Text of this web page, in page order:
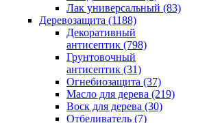
Лак универсальный (83)
Деревозащита (1188)
Декоративный
антисептик (798)
Грунтовочный
антисептик (31)
Огнебиозащита (37)
Масло для дерева (219)
Воск для дерева (30)
Отбеливатель (7)